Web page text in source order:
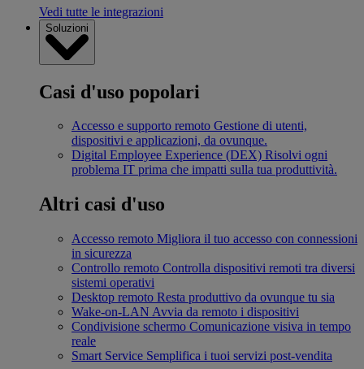
Vedi tutte le integrazioni
Soluzioni
Casi d'uso popolari
Accesso e supporto remoto Gestione di utenti,
dispositivi e applicazioni, da ovunque.
Digital Employee Experience (DEX) Risolvi ogni
problema IT prima che impatti sulla tua produttività.
Altri casi d'uso
Accesso remoto Migliora il tuo accesso con connessioni
in sicurezza
Controllo remoto Controlla dispositivi remoti tra diversi
sistemi operativi
Desktop remoto Resta produttivo da ovunque tu sia
Wake-on-LAN Avvia da remoto i dispositivi
Condivisione schermo Comunicazione visiva in tempo
reale
Smart Service Semplifica i tuoi servizi post-vendita